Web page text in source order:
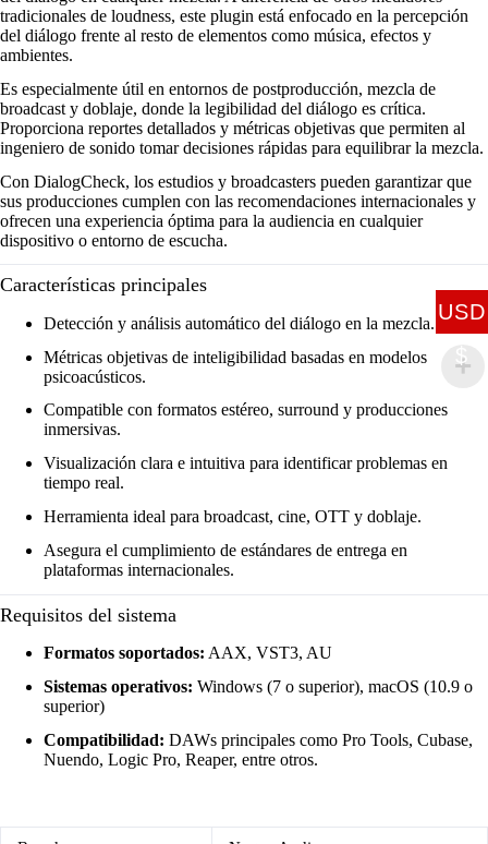
tradicionales de loudness, este plugin está enfocado en la percepción
del diálogo frente al resto de elementos como música, efectos y
ambientes.
Es especialmente útil en entornos de postproducción, mezcla de
broadcast y doblaje, donde la legibilidad del diálogo es crítica.
Proporciona reportes detallados y métricas objetivas que permiten al
ingeniero de sonido tomar decisiones rápidas para equilibrar la mezcla.
Con DialogCheck, los estudios y broadcasters pueden garantizar que
sus producciones cumplen con las recomendaciones internacionales y
ofrecen una experiencia óptima para la audiencia en cualquier
dispositivo o entorno de escucha.
Características principales
Detección y análisis automático del diálogo en la mezcla.
Métricas objetivas de inteligibilidad basadas en modelos
psicoacústicos.
Compatible con formatos estéreo, surround y producciones
inmersivas.
Visualización clara e intuitiva para identificar problemas en
tiempo real.
Herramienta ideal para broadcast, cine, OTT y doblaje.
Asegura el cumplimiento de estándares de entrega en
plataformas internacionales.
Requisitos del sistema
Formatos soportados: AAX, VST3, AU
Sistemas operativos: Windows (7 o superior), macOS (10.9 o
superior)
Compatibilidad: DAWs principales como Pro Tools, Cubase,
Nuendo, Logic Pro, Reaper, entre otros.
USD
$